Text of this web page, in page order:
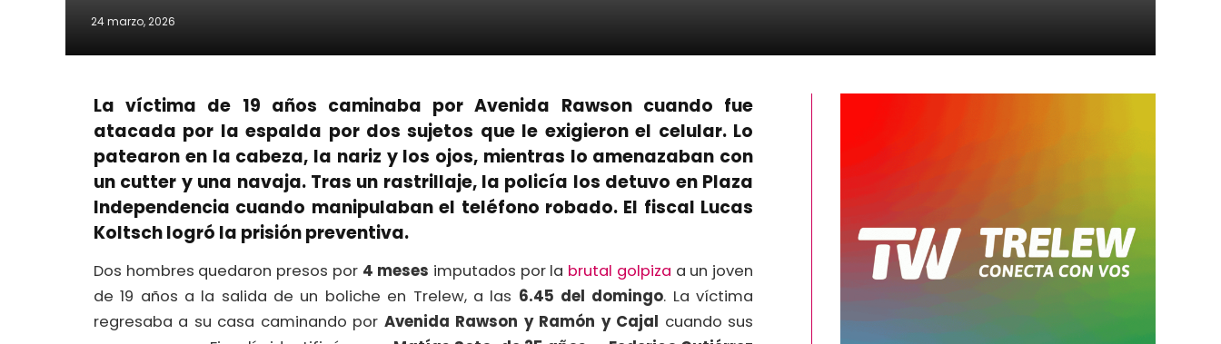
24 marzo, 2026
La víctima de 19 años caminaba por Avenida Rawson cuando fue
atacada por la espalda por dos sujetos que le exigieron el celular. Lo
patearon en la cabeza, la nariz y los ojos, mientras lo amenazaban con
un cutter y una navaja. Tras un rastrillaje, la policía los detuvo en Plaza
Independencia cuando manipulaban el teléfono robado. El fiscal Lucas
Koltsch logró la prisión preventiva.
Dos hombres quedaron presos por 4 meses imputados por la brutal golpiza a un joven
de 19 años a la salida de un boliche en Trelew, a las 6.45 del domingo. La víctima
regresaba a su casa caminando por Avenida Rawson y Ramón y Cajal cuando sus